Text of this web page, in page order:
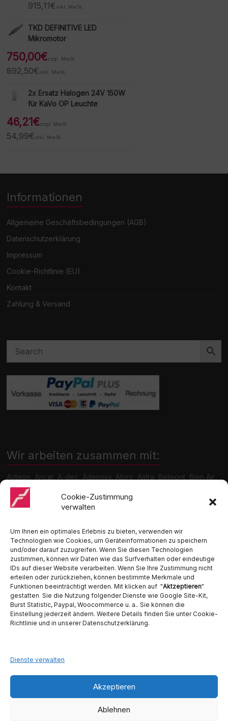
Cookie-Zustimmung
verwalten
Um Ihnen ein optimales Erlebnis zu bieten, verwenden wir
Technologien wie Cookies, um Geräteinformationen zu speichern
und/oder darauf zuzugreifen. Wenn Sie diesen Technologien
zustimmen, können wir Daten wie das Surfverhalten oder eindeutige
IDs auf dieser Website verarbeiten. Wenn Sie Ihre Zustimmung nicht
erteilen oder zurückziehen, können bestimmte Merkmale und
Funktionen beeinträchtigt werden. Mit klicken auf "Aktzeptieren"
gestatten Sie die Nutzung folgender Dienste wie Google Site-Kit,
Burst Statistic, Paypal, Woocommerce u. a.. Sie können die
Einstellung jederzeit ändern. Weitere Details finden Sie unter Cookie-
Richtlinie und in unserer Datenschutzerklärung.
Dienste verwalten
Akzeptieren
Ablehnen
915,11€ inkl. MwSt.
TKD DEFINITIVE LED
Mikromotor
750,00€zzgl. MwSt.
892,50€ inkl. MwSt.
2x Ersatz Halogen 24V 150W
für KaVo OP Leuchte
46,21€zzgl. MwSt.
54,99€ inkl. MwSt.
Informationen
Allgemeine Geschäftsbedingungen (AGB)
Datenschutzerklärung
Impressum
Cookie-Richtlinie (EU)
Kontakt
Zahlung & Versand
Wir arbeiten zusammen mit:
Acteon, Ancar, A-dec, Adenysy, Alpro, Astra, Belmont, Bien Air,
Cattani, Chirana, DCI, Dürr, ETI, Euronda, Faro, Gcomm, KaVo,
Medentex, Melag, Midmark, Metasys, MK-Dent, NSK, Ophardt
Hygiene, Ritter, Satelec, Scican, TKD, Velopex, u.v.m
Ambident GmbH
Dental Geräte Handel und Service
Neumannstraße 3B
Fax.: 030 54 83 72 85